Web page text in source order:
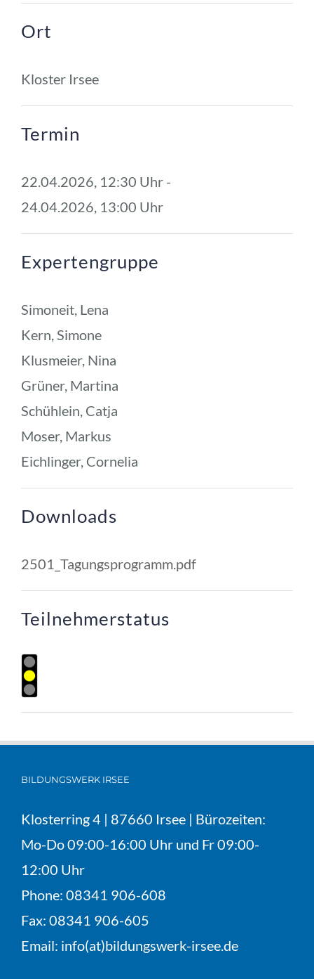
Ort
Kloster Irsee
Termin
22.04.2026, 12:30 Uhr -
24.04.2026, 13:00 Uhr
Expertengruppe
Simoneit, Lena
Kern, Simone
Klusmeier, Nina
Grüner, Martina
Schühlein, Catja
Moser, Markus
Eichlinger, Cornelia
Downloads
2501_Tagungsprogramm.pdf
Teilnehmerstatus
BILDUNGSWERK IRSEE
Klosterring 4 | 87660 Irsee | Bürozeiten:
Mo-Do 09:00-16:00 Uhr und Fr 09:00-
12:00 Uhr
Phone: 08341 906-608
Fax: 08341 906-605
Email: info(at)bildungswerk-irsee.de